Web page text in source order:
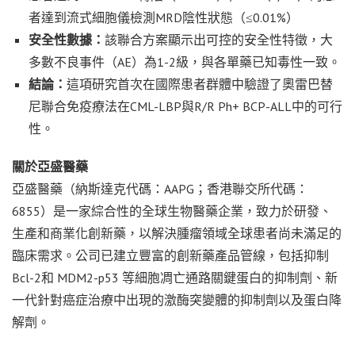
者達到流式細胞儀檢測MRD陰性狀態（≤0.01%）
安全性數據： 該聯合方案顯示出可控的安全性特徵，大
多數不良事件（AE）為1-2級，與各單藥已知毒性一致。
結論： 這項研究首次在國際患者群體中驗證了奧雷巴替
尼聯合免疫療法在CML-LBP與R/R Ph+ BCP-ALL中的可行
性。
關於亞盛醫藥
亞盛醫藥（納斯達克代碼：AAPG；香港聯交所代碼：
6855）是一家綜合性的全球生物醫藥企業，致力於研發、
生產和商業化創新藥，以解決腫瘤領域全球患者尚未滿足的
臨床需求。公司已建立豐富的創新藥產品管線，包括抑制
Bcl-2和 MDM2-p53 等細胞凋亡通路關鍵蛋白的抑制劑、新
一代針對癌症治療中出現的激酶突變體的抑制劑以及蛋白降
解劑。